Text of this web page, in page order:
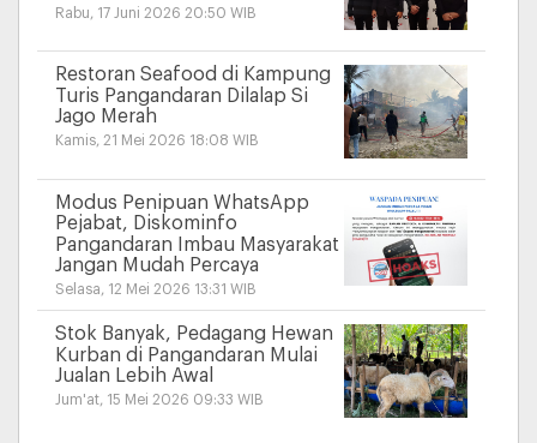
Rabu, 17 Juni 2026 20:50 WIB
Restoran Seafood di Kampung
Turis Pangandaran Dilalap Si
Jago Merah
Kamis, 21 Mei 2026 18:08 WIB
Modus Penipuan WhatsApp
Pejabat, Diskominfo
Pangandaran Imbau Masyarakat
Jangan Mudah Percaya
Selasa, 12 Mei 2026 13:31 WIB
Stok Banyak, Pedagang Hewan
Kurban di Pangandaran Mulai
Jualan Lebih Awal
Jum'at, 15 Mei 2026 09:33 WIB